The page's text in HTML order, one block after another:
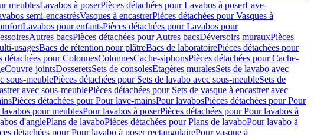
meublesLavabos à poserPièces détachées pour Lavabos à poserLave-
semi-encastrésVasques à encastrerPièces détachées pour Vasques à
Lavabos pour enfantsPièces détachées pour Lavabos pour
Autres bacsPièces détachées pour Autres bacsDéversoirs murauxPièces
usagesBacs de rétention pour plâtreBacs de laboratoirePièces détachées pour
détachées pour ColonnesColonnesCache-siphonsPièces détachées pour Cache-
Couvre-jointsDosseretsSets de consolesEtagères muralesSets de lavabo avec
sous-meublePièces détachées pour Sets de lavabo avec sous-meubleSets de
avec sous-meublePièces détachées pour Sets de vasque à encastrer avec
Pièces détachées pour Pour lave-mainsPour lavabosPièces détachées pour Pour
pour meublesPour lavabos à poserPièces détachées pour Pour lavabos à
d'anglePlans de lavaboPièces détachées pour Plans de lavaboPour lavabo à
détachées pour Pour lavabo à poser rectangulairePour vasque à